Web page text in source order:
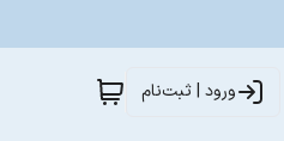
ورود | ثبت‌نام